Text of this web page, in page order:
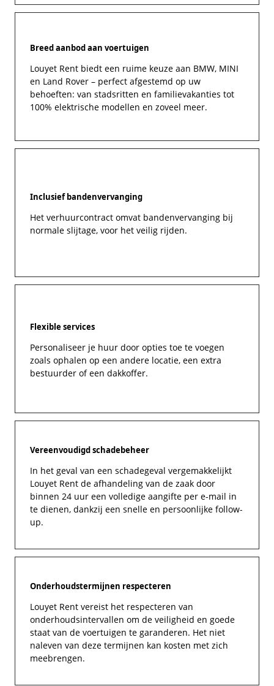
Breed aanbod aan voertuigen
Louyet Rent biedt een ruime keuze aan BMW, MINI
en Land Rover – perfect afgestemd op uw
behoeften: van stadsritten en familievakanties tot
100% elektrische modellen en zoveel meer.
Inclusief bandenvervanging
Het verhuurcontract omvat bandenvervanging bij
normale slijtage, voor het veilig rijden.
Flexible services
Personaliseer je huur door opties toe te voegen
zoals ophalen op een andere locatie, een extra
bestuurder of een dakkoffer.
Vereenvoudigd schadebeheer
In het geval van een schadegeval vergemakkelijkt
Louyet Rent de afhandeling van de zaak door
binnen 24 uur een volledige aangifte per e-mail in
te dienen, dankzij een snelle en persoonlijke follow-
up.
Onderhoudstermijnen respecteren
Louyet Rent vereist het respecteren van
onderhoudsintervallen om de veiligheid en goede
staat van de voertuigen te garanderen. Het niet
naleven van deze termijnen kan kosten met zich
meebrengen.